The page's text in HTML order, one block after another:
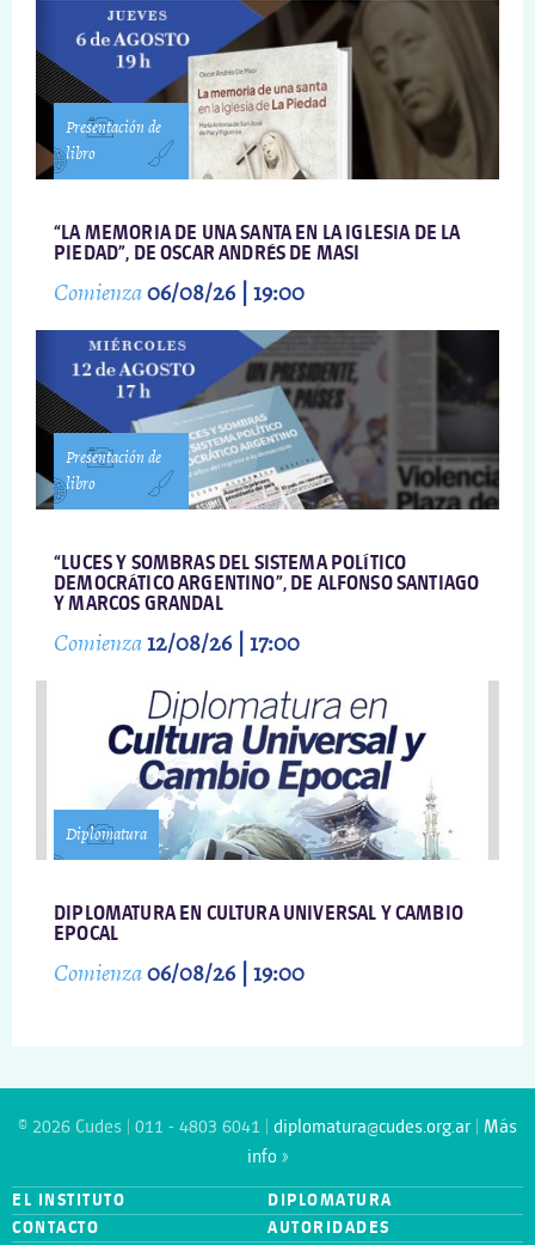
Presentación de
libro
“LA MEMORIA DE UNA SANTA EN LA IGLESIA DE LA
PIEDAD”, DE OSCAR ANDRÉS DE MASI
Comienza06/08/26 | 19:00
Presentación de
libro
“LUCES Y SOMBRAS DEL SISTEMA POLÍTICO
DEMOCRÁTICO ARGENTINO”, DE ALFONSO SANTIAGO
Y MARCOS GRANDAL
Comienza12/08/26 | 17:00
Diplomatura
DIPLOMATURA EN CULTURA UNIVERSAL Y CAMBIO
EPOCAL
Comienza06/08/26 | 19:00
© 2026 Cudes | 011 - 4803 6041 | diplomatura@cudes.org.ar
Más
info »
EL INSTITUTO
DIPLOMATURA
CONTACTO
AUTORIDADES